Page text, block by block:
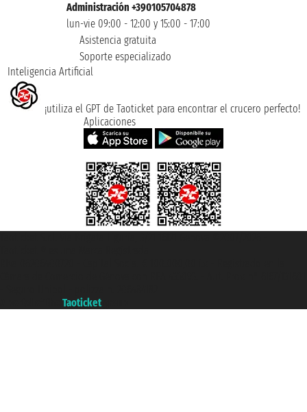
Administración +390105704878
lun-vie 09:00 - 12:00 y 15:00 - 17:00
Asistencia gratuita
Soporte especializado
Inteligencia Artificial
¡utiliza el GPT de Taoticket para encontrar el crucero perfecto!
Aplicaciones
Taoticket